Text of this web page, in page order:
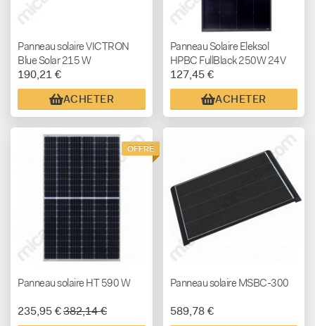
Panneau solaire VICTRON
Blue Solar 215 W
190,21 €
ACHETER
Panneau Solaire Eleksol
HPBC FullBlack 250W 24V
Monocristallin 1515 x 770
mm
127,45 €
ACHETER
OFFRE
Panneau solaire HT 590 W
235,95 €382,14 €
Panneau solaire MSBC-300
589,78 €